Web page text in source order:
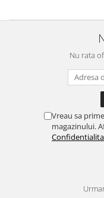
Nu rata
Vreau sa
magazinului.